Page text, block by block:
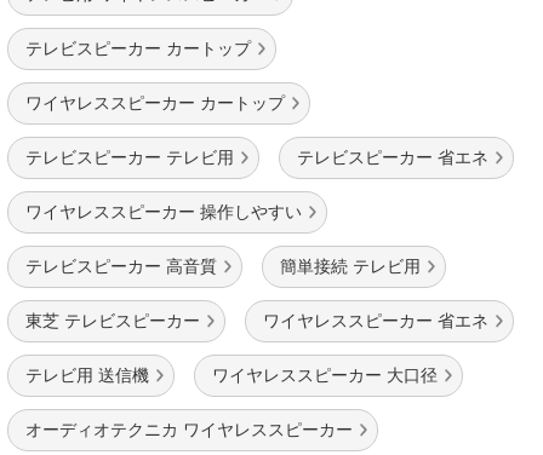
テレビスピーカー カートップ
ワイヤレススピーカー カートップ
テレビスピーカー テレビ用 テレビスピーカー 省エネ
ワイヤレススピーカー 操作しやすい
テレビスピーカー 高音質 簡単接続 テレビ用
東芝 テレビスピーカー ワイヤレススピーカー 省エネ
テレビ用 送信機 ワイヤレススピーカー 大口径
オーディオテクニカ ワイヤレススピーカー